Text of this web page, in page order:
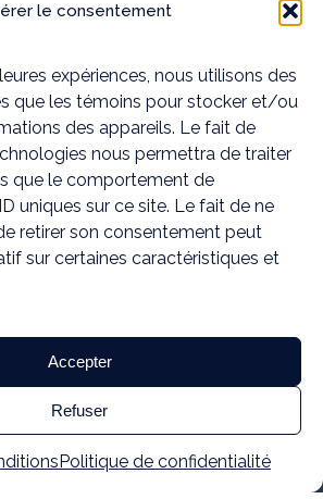
le consentement
expériences, nous utilisons des
que les témoins pour stocker et/ou
des appareils. Le fait de
nous permettra de traiter
que le comportement de
uniques sur ce site. Le fait de ne
retirer son consentement peut
sur certaines caractéristiques et
Accepter
Refuser
Politique de confidentialité
de notre clinique pour les
la MRC de Deux-
de laMRC de Deux-
Montagnesou près des
Saint-Joseph-du-Lac
professionnel Mouvement
est à votre portée. Notre
située sur leChemin de